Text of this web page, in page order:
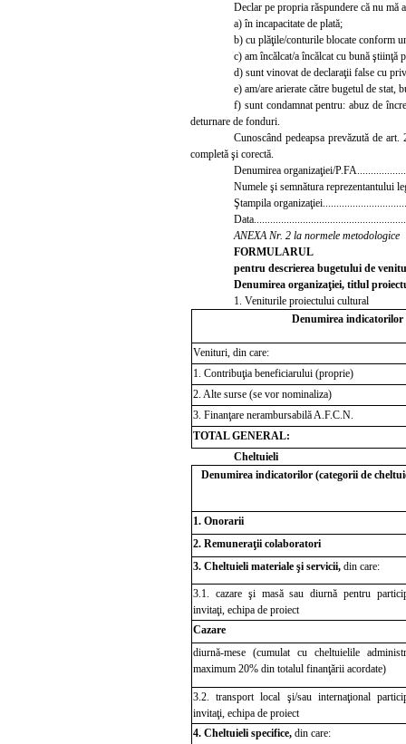
Declar pe propria răspundere că nu mă
a) în incapacitate de plată;
b) cu plăţile/conturile blocate conform
c) am încălcat/a încălcat cu bună
d) sunt vinovat de declaraţii false cu
e) am/are arierate către bugetul de stat,
f) sunt condamnat pentru: abuz de
deturnare de fonduri.
Cunoscând pedeapsa prevăzută de
completă şi corectă.
Denumirea organizaţiei/
Numele şi semnătura reprezentantului
Ştampila
Data................
ANEXA Nr. 2 la normele metodologice
FORMULARUL
pentru descrierea bugetului de
Denumirea organizaţiei, titlul
1. Veniturile proiectului cultural
Denumirea indicatorilor
Venituri, din care:
1. Contribuţia beneficiarului (proprie)
2. Alte surse (se vor nominaliza)
3. Finanţare nerambursabilă A.F.C.N.
TOTAL GENERAL:
Cheltuieli
Denumirea indicatorilor (categorii de
1. Onorarii
2. Remuneraţii colaboratori
3. Cheltuieli materiale şi servicii, din care:
3.1. cazare şi masăsaudiurnă pentru
invitaţi, echipa de proiect
Cazare
diurnă-mese (cumulat cu cheltuielile
maximum 20% din totalul finanţării acordate)
3.2. transport local şi/sau internaţional
invitaţi, echipa de proiect
4. Cheltuieli specifice, din care: